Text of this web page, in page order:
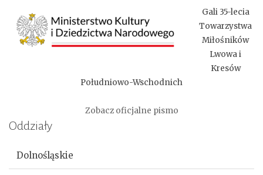
Gali 35-lecia
Towarzystwa
Miłośników
Lwowa i
Kresów
Południowo-Wschodnich
Zobacz oficjalne pismo
Oddziały
Dolnośląskie